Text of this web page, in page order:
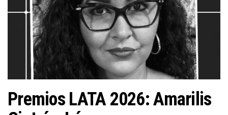
Premios LATA 2026: Amarilis